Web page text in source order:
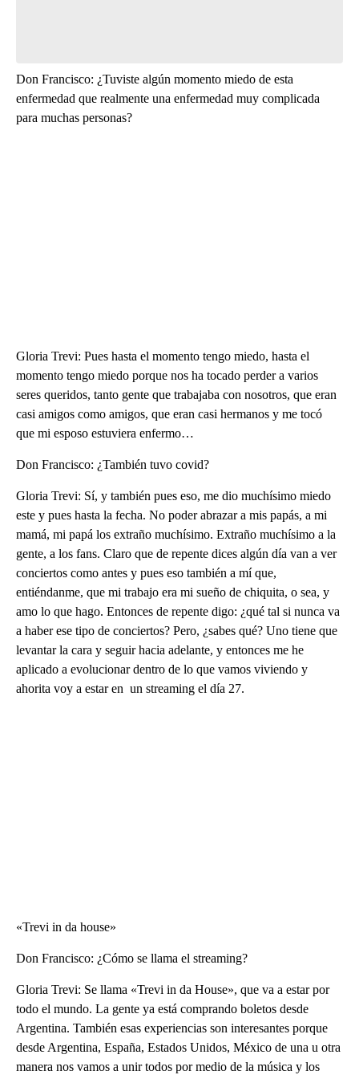
Don Francisco: ¿Tuviste algún momento miedo de esta
enfermedad que realmente una enfermedad muy complicada
para muchas personas?
Gloria Trevi: Pues hasta el momento tengo miedo, hasta el
momento tengo miedo porque nos ha tocado perder a varios
seres queridos, tanto gente que trabajaba con nosotros, que eran
casi amigos como amigos, que eran casi hermanos y me tocó
que mi esposo estuviera enfermo…
Don Francisco: ¿También tuvo covid?
Gloria Trevi: Sí, y también pues eso, me dio muchísimo miedo
este y pues hasta la fecha. No poder abrazar a mis papás, a mi
mamá, mi papá los extraño muchísimo. Extraño muchísimo a la
gente, a los fans. Claro que de repente dices algún día van a ver
conciertos como antes y pues eso también a mí que,
entiéndanme, que mi trabajo era mi sueño de chiquita, o sea, y
amo lo que hago. Entonces de repente digo: ¿qué tal si nunca va
a haber ese tipo de conciertos? Pero, ¿sabes qué? Uno tiene que
levantar la cara y seguir hacia adelante, y entonces me he
aplicado a evolucionar dentro de lo que vamos viviendo y
ahorita voy a estar en un streaming el día 27.
«Trevi in da house»
Don Francisco: ¿Cómo se llama el streaming?
Gloria Trevi: Se llama «Trevi in da House», que va a estar por
todo el mundo. La gente ya está comprando boletos desde
Argentina. También esas experiencias son interesantes porque
desde Argentina, España, Estados Unidos, México de una u otra
manera nos vamos a unir todos por medio de la música y los